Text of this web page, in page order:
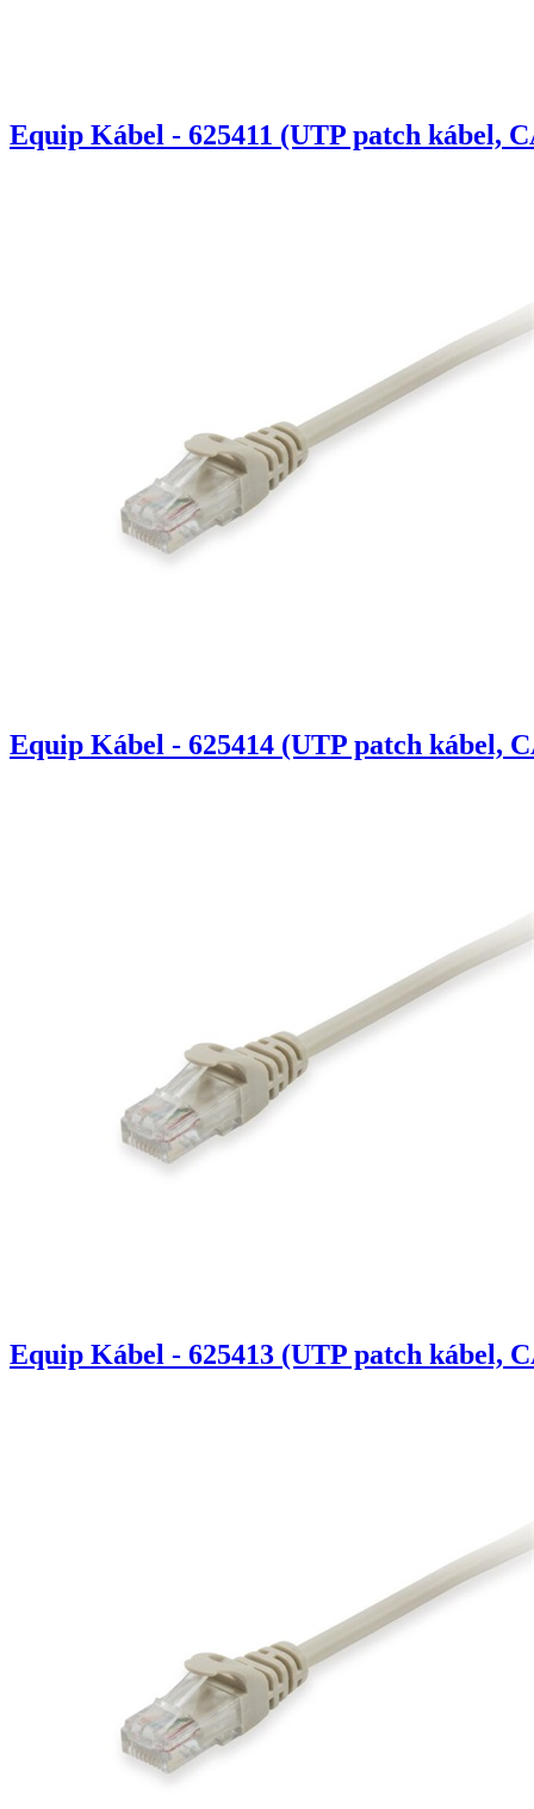
Equip Kábel - 625411 (UTP patch kábel,
Equip Kábel - 625414 (UTP patch kábel,
Equip Kábel - 625413 (UTP patch kábel,